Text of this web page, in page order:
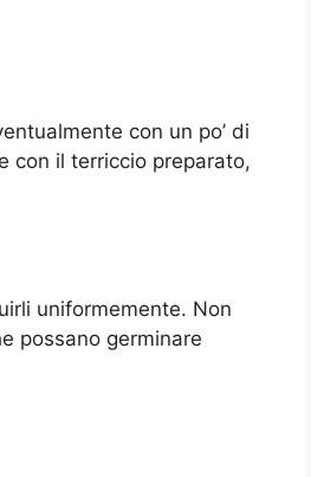
con un po’ di
con il terriccio preparato,
uniformemente. Non
possano germinare